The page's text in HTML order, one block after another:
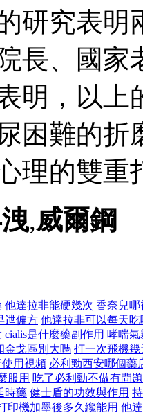
研究表
長、國家
明，以上
困難的折
理的雙重
,威爾鋼
他達拉非能硬幾次 香奈兒哪
迣偏方 他達拉非可以每天吃
cialis是什麼藥副作用 哮喘
金戈區別大嗎 打一次飛機
用視頻 必利勁西安哪個藥
服用 吃了必利勁不做有問
時藥 健士盾的功效與作用
印機加墨後多久纔能用 他